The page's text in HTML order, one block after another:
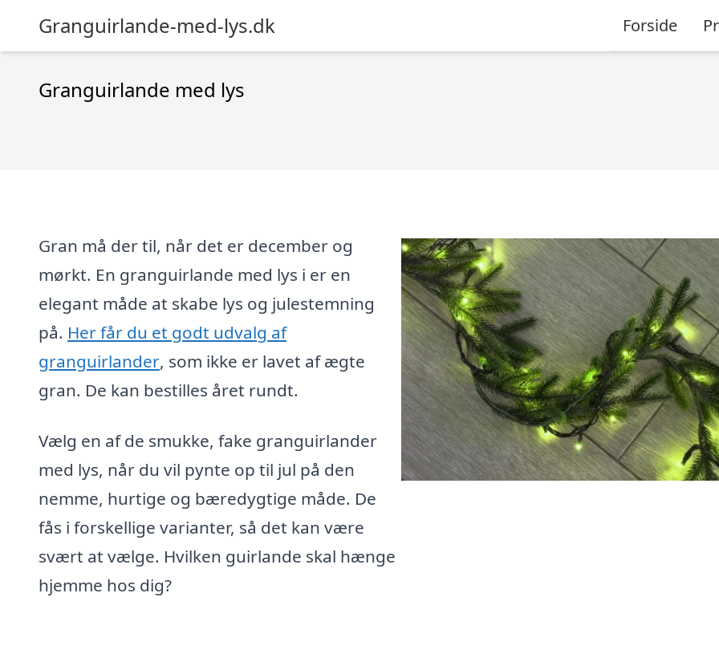
Granguirlande-med-lys.dk Forside
Granguirlande med lys
Gran må der til, når det er december og
mørkt. En granguirlande med lys i er en
elegant måde at skabe lys og julestemning
på. Her får du et godt udvalg af
granguirlander, som ikke er lavet af ægte
gran. De kan bestilles året rundt.
Vælg en af de smukke, fake granguirlander
med lys, når du vil pynte op til jul på den
nemme, hurtige og bæredygtige måde. De
fås i forskellige varianter, så det kan være
svært at vælge. Hvilken guirlande skal hænge
hjemme hos dig?